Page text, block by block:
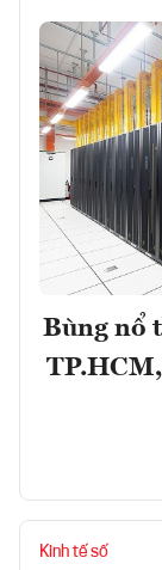
Bùng nổ
Kinh tế số